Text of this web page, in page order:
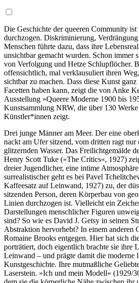
Die Geschichte der queeren Community
durchzogen. Diskriminierung,
Menschen führte dazu, dass ihre
unsichtbar gemacht wurden. Schon immer
von Verfolgung und Hetze Schlupflöcher.
offensichtlich, mal verklausuliert ihren
sichtbar zu machen. Dass diese Kunst
Facetten haben kann, zeigt die von Anke
Ausstellung »Queere Moderne 1900 bis
Kunstsammlung NRW, die über 130
Künstler*innen zeigt.
Drei junge Männer am Meer. Der eine
nackt am Ufer sitzend, vom dritten ragt nur
glitzernden Wasser. Das Freilichtgemälde
Henry Scott Tuke (»The Critics«, 1927)
dreier Jugendlicher, eine intime
surrealistischer geht es bei Pavel
Kaffeesatz auf Leinwand, 1927) zu, der
sitzenden Person, deren Körperbau von
Linien durchzogen ist. Vielleicht ein
Darstellungen menschlicher Figuren
sind? So wie es David J. Getsy in seinen
Abstraktion hervorhebt? In einem anderen
Romaine Brooks entgegen. Hier hat sich
porträtiert, doch eigentlich brachte sie ihre
Leinwand – und prägte damit die moderne
Kunstgeschichte. Ihre mutmaßliche
Laserstein. »Ich und mein Modell« (1929/